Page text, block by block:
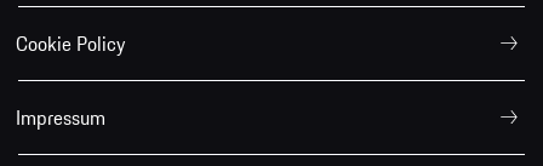
Cookie Policy
Impressum